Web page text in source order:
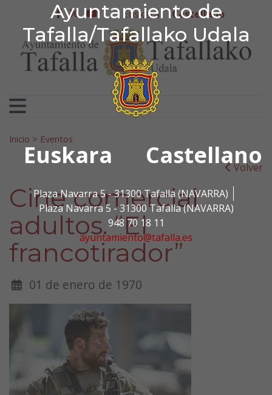
Ayuntamiento de
Tafalla/Tafallako Udala
Euskara Castellano
Plaza Navarra 5 - 31300 Tafalla (NAVARRA)
Plaza Navarra 5 - 31300 Tafalla (NAVARRA)
948 70 18 11
ayuntamiento@tafalla.es
Ir al contenido
Ayuntamiento de
facebook
twitter
youtube
Euskera Castellano
Search for:
Inicio > Eventos
Volver
Cine comercial
adultos. “El
francotirador”
01 de enero de 1970